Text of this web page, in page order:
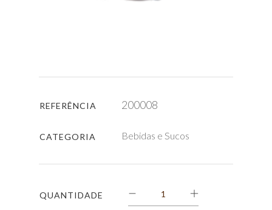
REFERÊNCIA 200008
CATEGORIA Bebidas e Sucos
QUANTIDADE